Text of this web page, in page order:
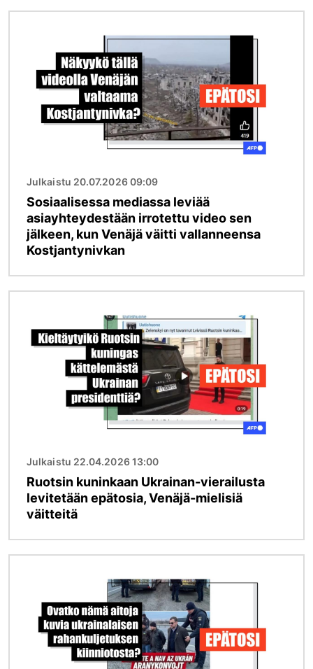
Julkaistu 20.07.2026 09:09
Sosiaalisessa mediassa leviää
asiayhteydestään irrotettu video sen
jälkeen, kun Venäjä väitti vallanneensa
Kostjantynivkan
Julkaistu 22.04.2026 13:00
Ruotsin kuninkaan Ukrainan-vierailusta
levitetään epätosia, Venäjä-mielisiä
väitteitä